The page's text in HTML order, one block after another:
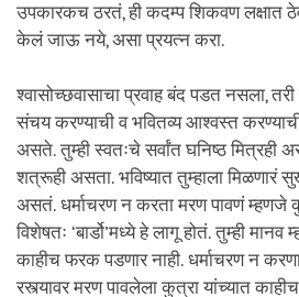
उपकारकच ठरतं, ही कदम्प शिकवण लक्षात
केलं जाऊ नये, असा प्रयत्न करा.
श्वासोच्छवासाचा प्रवाह बंद पडत नसला, तरी
संचय करण्याची व भवितव्य आश्वस्त
असते. तुम्ही स्वतःचे सर्वांत घनिष्ठ मित्रही
शत्रूही असता. भविष्यात तुम्हाला
असतं. धर्माचरण न करता मरण पावणं म्हणजे
विशेषतः ‘बार्डो’मध्ये हे लागू होतं. तुम्ही
काहीच फरक पडणार नाही. धर्माचरण न
रस्त्यावर मरण पावलेला कुत्रा यांच्यात